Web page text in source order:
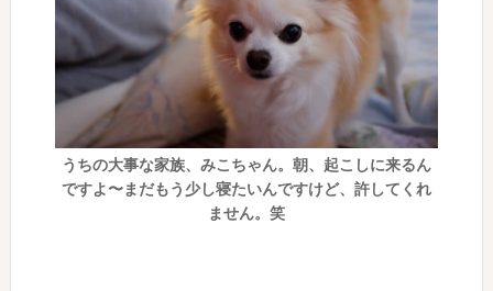
うちの大事な家族、みこちゃん。朝、起こしに来るん
ですよ〜まだもう少し寝たいんですけど、許してくれ
ません。笑